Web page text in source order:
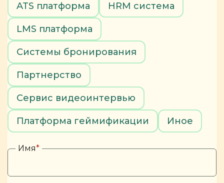
ATS платформа
HRM система
LMS платформа
Системы бронирования
Партнерство
Сервис видеоинтервью
Платформа геймификации Иное
Имя*